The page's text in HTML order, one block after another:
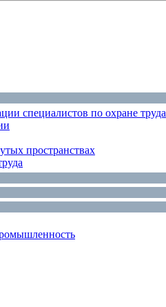
специалистов по охране труда
пространствах